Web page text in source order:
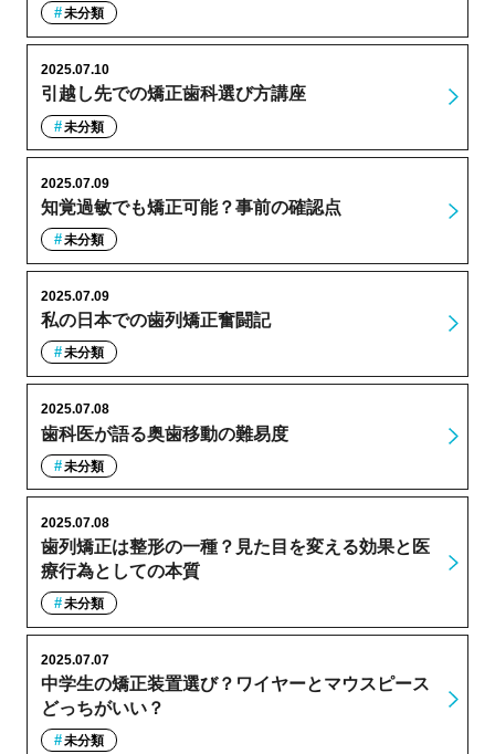
未分類
引越し先での矯正歯科選び方講座
2025.07.10
未分類
知覚過敏でも矯正可能？事前の確認点
2025.07.09
未分類
私の日本での歯列矯正奮闘記
2025.07.09
未分類
歯科医が語る奥歯移動の難易度
2025.07.08
未分類
歯列矯正は整形の一種？見た目を変える効果と医
療行為としての本質
2025.07.08
未分類
中学生の矯正装置選び？ワイヤーとマウスピース
どっちがいい？
2025.07.07
未分類